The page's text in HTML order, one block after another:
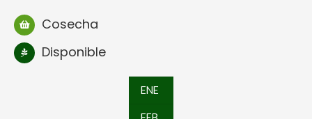
Cosecha
Disponible
ENE